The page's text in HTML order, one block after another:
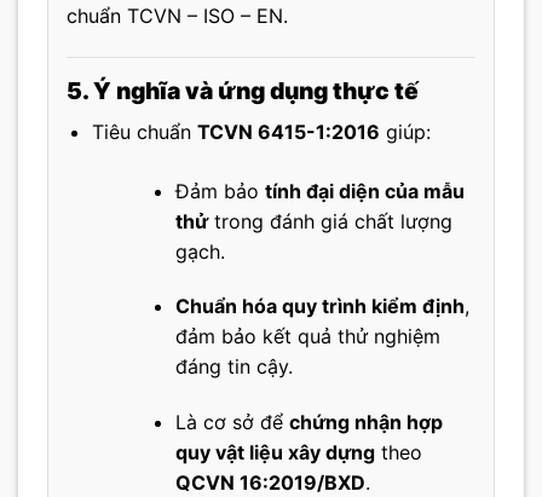
chuẩn TCVN – ISO – EN.
5. Ý nghĩa và ứng dụng thực tế
Tiêu chuẩn TCVN 6415-1:2016 giúp:
Đảm bảo tính đại diện của mẫu
thửtrong đánh giá chất lượng
gạch.
Chuẩn hóa quy trình kiểm định,
đảm bảo kết quả thử nghiệm
đáng tin cậy.
Là cơ sở để chứng nhận hợp
quy vật liệu xây dựngtheo
QCVN 16:2019/BXD.